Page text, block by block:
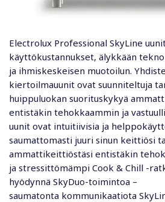
Electrolux Professional SkyLine
käyttökustannukset, älykkään
ja ihmiskeskeisen muotoilun.
kiertoilmauunit ovat suunniteltuja
huippuluokan suorituskykyä
entistäkin tehokkaammin ja
uunit ovat intuitiivisia ja
saumattomasti juuri sinun keittiösi
ammattikeittiöstäsi entistäkin
ja stressittömämpi Cook & Chill -
hyödynnä SkyDuo-toimintoa –
saumatonta kommunikaatiota